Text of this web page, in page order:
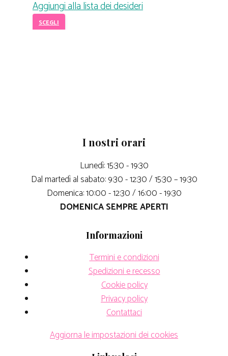
Aggiungi alla lista dei desideri
SCEGLI
I nostri orari
Lunedì: 15:30 - 19:30
Dal martedì al sabato: 9:30 - 12:30 / 15:30 – 19:30
Domenica: 10:00 - 12:30 / 16:00 - 19:30
DOMENICA SEMPRE APERTI
Informazioni
Termini e condizioni
Spedizioni e recesso
Cookie policy
Privacy policy
Contattaci
Aggiorna le impostazioni dei cookies